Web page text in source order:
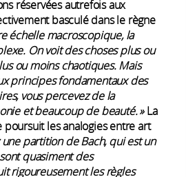
réservées autrefois aux
basculé dans le règne
échelle macroscopique, la
On voit des choses plus ou
ou moins chaotiques. Mais
principes fondamentaux des
vous percevez de la
et beaucoup de beauté. »La
les analogies entre art
une partition de Bach, qui est un
quasiment des
rigoureusement les règles